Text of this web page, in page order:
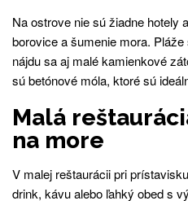
Na ostrove nie sú žiadne hotely
borovice a šumenie mora.
nájdu sa aj malé kamienkové
sú betónové móla, ktoré sú
Malá
na more
V malej reštaurácii pri
drink, kávu alebo ľahký obed s